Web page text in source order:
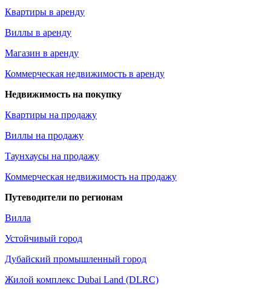
Квартиры в аренду
Виллы в аренду
Магазин в аренду
Коммерческая недвижимость в аренду
Недвижимость на покупку
Квартиры на продажу
Виллы на продажу
Таунхаусы на продажу
Коммерческая недвижимость на продажу
Путеводители по регионам
Вилла
Устойчивый город
Дубайский промышленный город
Жилой комплекс Dubai Land (DLRC)